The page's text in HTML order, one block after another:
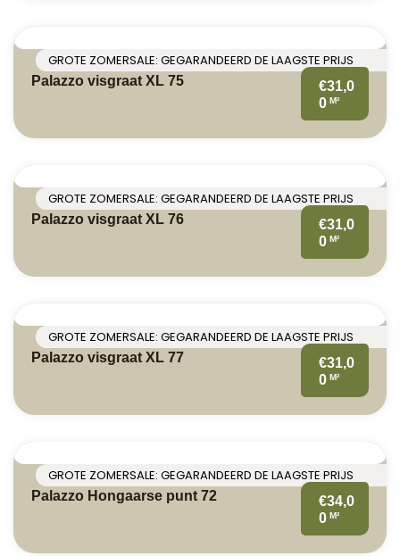
GROTE ZOMERSALE: GEGARANDEERD DE LAAGSTE PRIJS
Palazzo visgraat XL 75
€31,0
0 M²
GROTE ZOMERSALE: GEGARANDEERD DE LAAGSTE PRIJS
Palazzo visgraat XL 76
€31,0
0 M²
GROTE ZOMERSALE: GEGARANDEERD DE LAAGSTE PRIJS
Palazzo visgraat XL 77
€31,0
0 M²
GROTE ZOMERSALE: GEGARANDEERD DE LAAGSTE PRIJS
Palazzo Hongaarse punt 72
€34,0
0 M²